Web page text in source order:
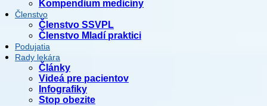
Kompendium medicíny
Členstvo
Členstvo SSVPL
Členstvo Mladí praktici
Podujatia
Rady lekára
Články
Videá pre pacientov
Infografiky
Stop obezite